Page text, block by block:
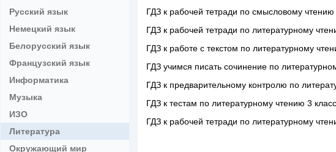
Русский язык
Немецкий язык
Белорусский язык
Французский язык
Информатика
Музыка
ИЗО
Литература
Окружающий мир
ГДЗ к рабочей тетради по смысловому
ГДЗ к рабочей тетради по литературному
ГДЗ к работе с текстом по литературному
ГДЗ учимся писать сочинение по
ГДЗ к предварительному контролю по
ГДЗ к тестам по литературному чтению 3
ГДЗ к рабочей тетради по литературному